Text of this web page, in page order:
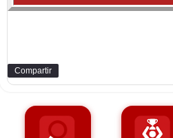
Compartir